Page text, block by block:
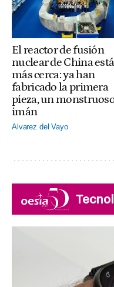
El reactor de fusión
nuclear de China está
más cerca: ya han
fabricado la primera
pieza, un
imán
Alvarez del Vayo